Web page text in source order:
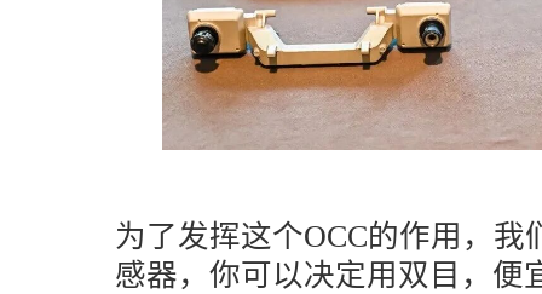
为了发挥这个OCC的作用，
感器，你可以决定用双目，便